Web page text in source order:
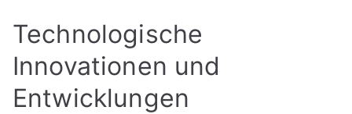
Technologische
Innovationen und
Entwicklungen